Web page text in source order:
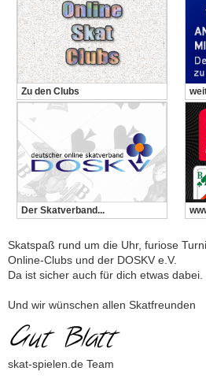
Zu den Clubs
Der Skatverband...
Skatspaß rund um die Uhr, furiose
Online-Clubs und der DOSKV e.V.
Da ist sicher auch für dich etwas dabei.
Und wir wünschen allen Skatfreunden
skat-spielen.de Team